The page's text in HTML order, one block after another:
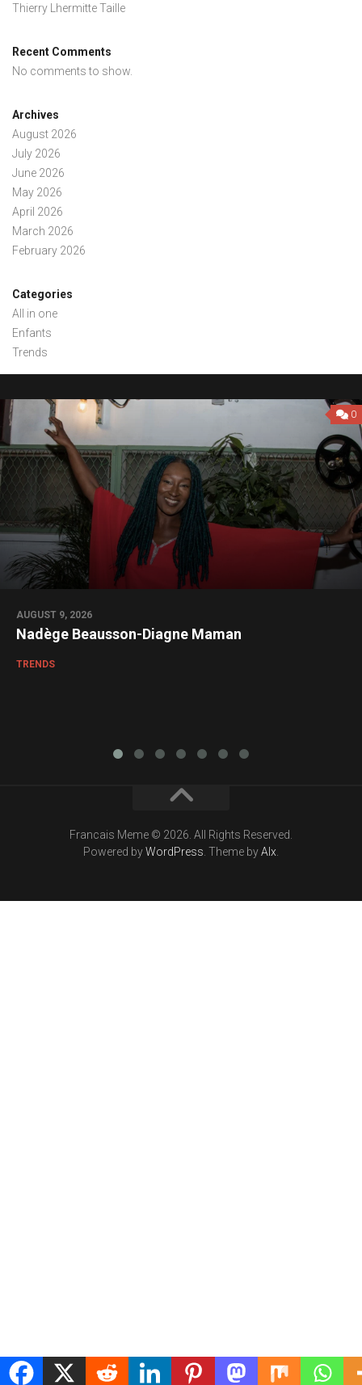
Thierry Lhermitte Taille
Recent Comments
No comments to show.
Archives
August 2026
July 2026
June 2026
May 2026
April 2026
March 2026
February 2026
Categories
All in one
Enfants
Trends
0
AUGUST 9, 2026
Nadège Beausson-Diagne Maman
TRENDS
Francais Meme © 2026. All Rights Reserved.
Powered byWordPress . Theme byAlx